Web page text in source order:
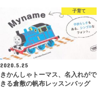
子育て
2020.5.25
きかんしゃトーマス、名入れがで
きる倉敷の帆布レッスンバッグ